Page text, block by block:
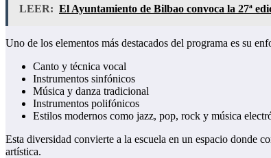
LEER: El Ayuntamiento de Bilbao convoca la 27ª
Uno de los elementos más destacados del programa es su
Canto y técnica vocal
Instrumentos sinfónicos
Música y danza tradicional
Instrumentos polifónicos
Estilos modernos como jazz, pop, rock y música
Esta diversidad convierte a la escuela en un espacio donde
artística.